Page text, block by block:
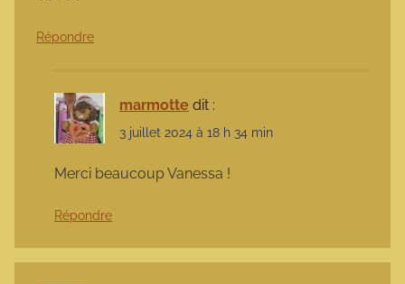
Répondre
marmotte dit :
3 juillet 2024 à 18 h 34 min
Merci beaucoup Vanessa !
Répondre